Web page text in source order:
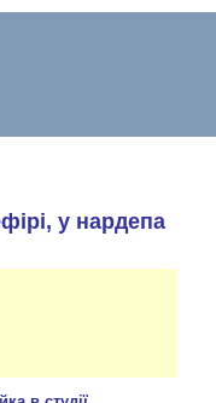
у нардепа